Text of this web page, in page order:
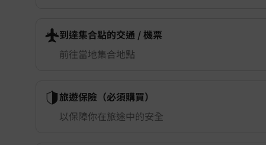
到達集合點的交通 ​/ 機票
前往當地集合地點
旅遊保險（必須購買）
以保障你在旅途中的安全